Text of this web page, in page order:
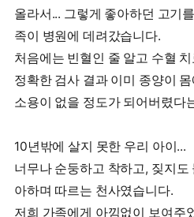
올라서... 그렇게 좋아하던 고기
족이 병원에 데려갔습니다.
처음에는 빈혈인 줄 알고 수혈
정확한 검사 결과 이미 종양이
소용이 없을 정도가 되어버렸다
10년밖에 살지 못한 우리 아이...
너무나 순둥하고 착하고, 짖지도
아하며 따르는 천사였습니다.
저희 가족에게 아낌없이 보여주